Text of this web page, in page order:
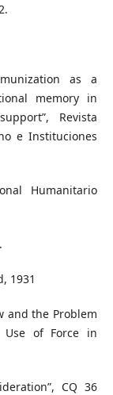
as a
memory in
Revista
e Instituciones
Humanitario
1931
and the Problem
Use of Force in
CQ 36